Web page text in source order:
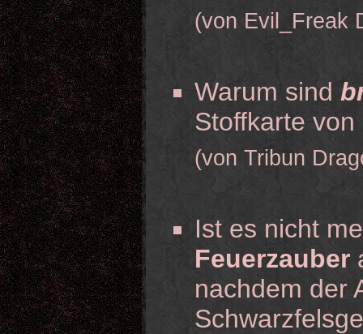
(von Evil_Freak
Warum sind
Stoffkarte von
(von Tribun
Ist es nicht
Feuerzauber
nachdem der